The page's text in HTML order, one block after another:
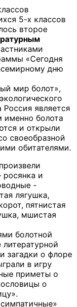
5-х классов
второе
«Сегодня
дню
мир болот»,
Россия является
болота
и открыли
своеобразной
обитателями.
и
-
лягушка,
пятнистая
мшистая
болотной
загадки о флоре
в игру
приметы о
о